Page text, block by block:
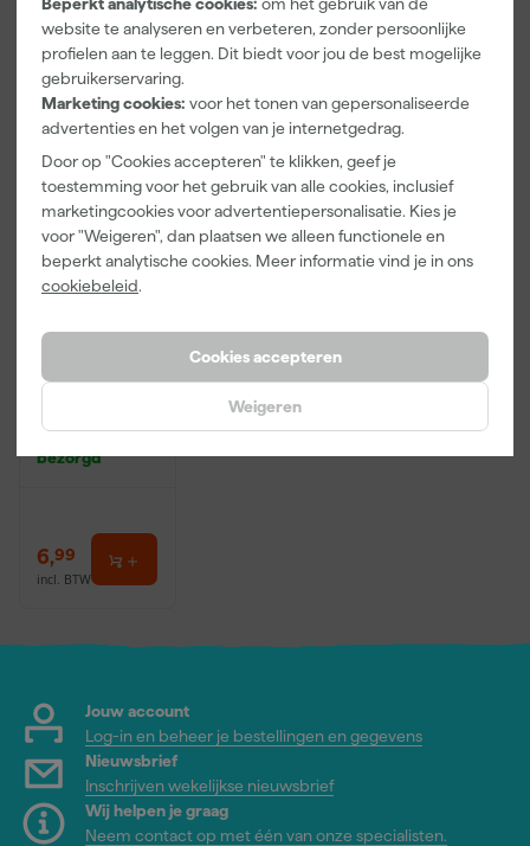
website te analyseren en verbeteren, zonder persoonlijke
profielen aan te leggen. Dit biedt voor jou de best mogelijke
gebruikerservaring.
Marketing cookies: voor het tonen van gepersonaliseerde
advertenties en het volgen van je internetgedrag.
Door op "Cookies accepteren" te klikken, geef je
toestemming voor het gebruik van alle cookies, inclusief
marketingcookies voor advertentiepersonalisatie. Kies je
voor "Weigeren", dan plaatsen we alleen functionele en
beperkt analytische cookies. Meer informatie vind je in ons
cookiebeleid.
Cookies accepteren
Weigeren
3,99
incl. BTW
2,99
incl. BTW
19,95
incl. BTW
Ontvetter en
Maandag
bezorgd
6,99
incl. BTW
Jouw account
Log-in en beheer je bestellingen en gegevens
Nieuwsbrief
Inschrijven wekelijkse nieuwsbrief
Wij helpen je graag
Neem contact op met één van onze specialisten.